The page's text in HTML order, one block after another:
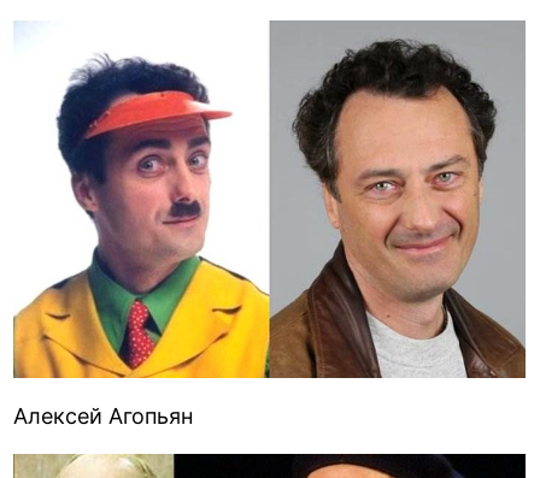
Алексей Агопьян